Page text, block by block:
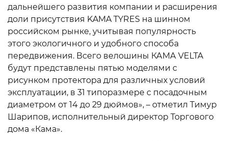
дальнейшего развития компании и расширения
доли присутствия KAMA TYRES на шинном
российском рынке, учитывая популярность
этого экологичного и удобного способа
передвижения. Всего велошины КАМА VELTA
будут представлены пятью моделями с
рисунком протектора для различных условий
эксплуатации, в 31 типоразмере с посадочным
диаметром от 14 до 29 дюймов», – отметил Тимур
Шарипов, исполнительный директор Торгового
дома «Кама».